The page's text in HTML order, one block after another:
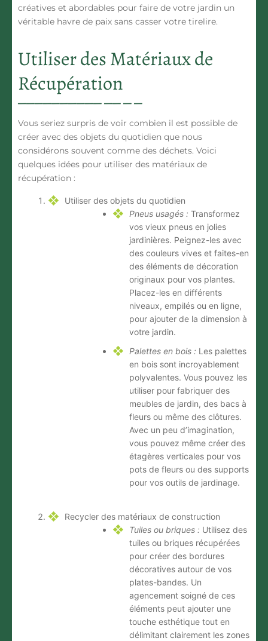
créatives et abordables pour faire de votre jardin un
véritable havre de paix sans casser votre tirelire.
Utiliser des Matériaux de
Récupération
Vous seriez surpris de voir combien il est possible de
créer avec des objets du quotidien que nous
considérons souvent comme des déchets. Voici
quelques idées pour utiliser des matériaux de
récupération :
Utiliser des objets du quotidien
Pneus usagés : Transformez
vos vieux pneus en jolies
jardinières. Peignez-les avec
des couleurs vives et faites-en
des éléments de décoration
originaux pour vos plantes.
Placez-les en différents
niveaux, empilés ou en ligne,
pour ajouter de la dimension à
votre jardin.
Palettes en bois : Les palettes
en bois sont incroyablement
polyvalentes. Vous pouvez les
utiliser pour fabriquer des
meubles de jardin, des bacs à
fleurs ou même des clôtures.
Avec un peu d’imagination,
vous pouvez même créer des
étagères verticales pour vos
pots de fleurs ou des supports
pour vos outils de jardinage.
Recycler des matériaux de construction
Tuiles ou briques : Utilisez des
tuiles ou briques récupérées
pour créer des bordures
décoratives autour de vos
plates-bandes. Un
agencement soigné de ces
éléments peut ajouter une
touche esthétique tout en
délimitant clairement les zones